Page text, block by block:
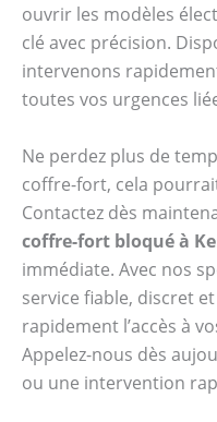
ouvrir les modèles
clé avec précision.
intervenons
toutes vos urgences
Ne perdez plus de
coffre-fort, cela
Contactez dès
coffre-fort bloqué à
immédiate. Avec nos
service fiable, discret
rapidement l’accès à
Appelez-nous dès
ou une intervention